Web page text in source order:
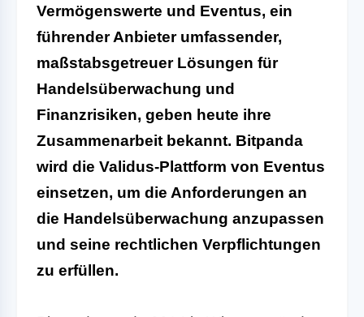
Vermögenswerte und Eventus, ein
führender Anbieter umfassender,
maßstabsgetreuer Lösungen für
Handelsüberwachung und
Finanzrisiken, geben heute ihre
Zusammenarbeit bekannt. Bitpanda
wird die Validus-Plattform von Eventus
einsetzen, um die Anforderungen an
die Handelsüberwachung anzupassen
und seine rechtlichen Verpflichtungen
zu erfüllen.